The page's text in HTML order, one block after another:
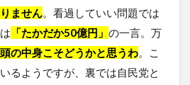
ません。看過していい問題では
「たかだか50億円」 の一言。万
の中身こそどうかと思うわ。こ
るようですが、裏では自民党と